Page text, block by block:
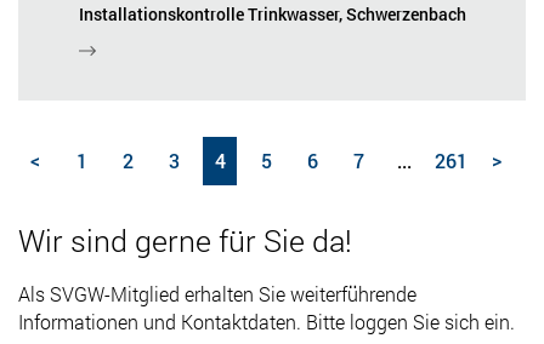
Installationskontrolle Trinkwasser, Schwerzenbach
< 1 2 3 4 5 6 7 ... 261 >
Wir sind gerne für Sie da!
Als SVGW-Mitglied erhalten Sie weiterführende
Informationen und Kontaktdaten. Bitte loggen Sie sich ein.